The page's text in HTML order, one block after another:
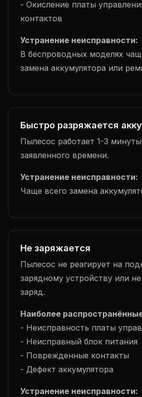
- Окисление платы
контактов
Устранение неисправности:
В беспроводных моделях
замена аккумулятора или
Быстро разряжается
Пылесос работает 1-3
заявленного времени.
Устранение неисправности:
Чаще всего замена
Не заряжается
Пылесос не реагирует на
зарядному устройству или
заряд.
Наиболее
- Неисправность платы
- Неисправный блок питания
- Поврежденные контакты
- Дефект аккумулятора
Устранение неисправности: